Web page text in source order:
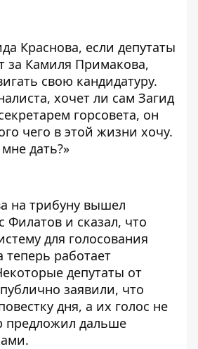
Краснова, если депутаты
за Камиля Примакова,
свою кандидатуру.
хочет ли сам Загид
горсовета, он
чего в этой жизни хочу.
дать?»
на трибуну вышел
и сказал, что
для голосования
работает
депутаты от
заявили, что
дня, а их голос не
предложил дальше